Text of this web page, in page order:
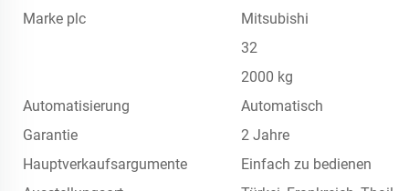
Marke plc
Mitsubishi
32
2000 kg
Automatisierung
Automatisch
Garantie
2 Jahre
Hauptverkaufsargumente
Einfach zu bedienen